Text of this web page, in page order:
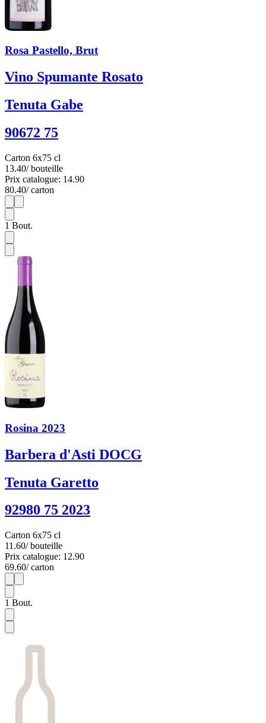
Rosa Pastello, Brut
Vino Spumante Rosato
Tenuta Gabe
90672 75
Carton 6x75 cl
13.40/ bouteille
Prix catalogue: 14.90
80.40/ carton
1
1 Bout.
Rosina 2023
Barbera d'Asti DOCG
Tenuta Garetto
92980 75 2023
Carton 6x75 cl
11.60/ bouteille
Prix catalogue: 12.90
69.60/ carton
1
1 Bout.